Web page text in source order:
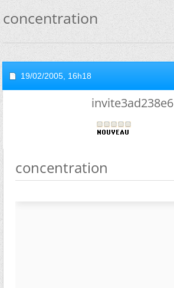
concentration
19/02/2005, 16h18
invite3ad238e6
concentration